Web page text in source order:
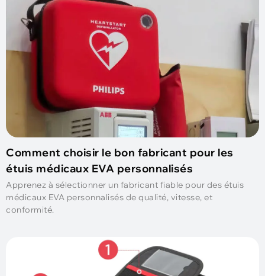
Comment choisir le bon fabricant pour les
étuis médicaux EVA personnalisés
Apprenez à sélectionner un fabricant fiable pour des étuis
médicaux EVA personnalisés de qualité, vitesse, et
conformité.